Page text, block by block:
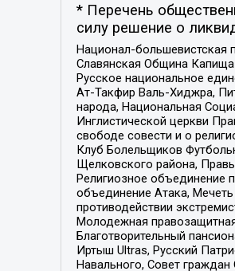
* Перечень
силу решение о
Национал-большевистская
Славянская Община
Русское национальное
Ат-Такфир Валь-Хиджра,
народа, Национальная
Инглистической церкви
свободе совести и о
Клуб Болельщиков
Щелковского района,
Религиозное объединение
объединение Атака,
противодействии
Молодежная
Благотворительный
Иртыш Ultras, Русский
Навального, Совет